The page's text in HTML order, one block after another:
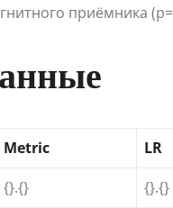
приёмника
Metric LR
{}.{} {}.{}